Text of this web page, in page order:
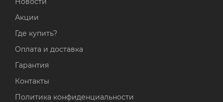
Акции
Где купить?
Оплата и доставка
Гарантия
Контакты
Политика конфиденциальности